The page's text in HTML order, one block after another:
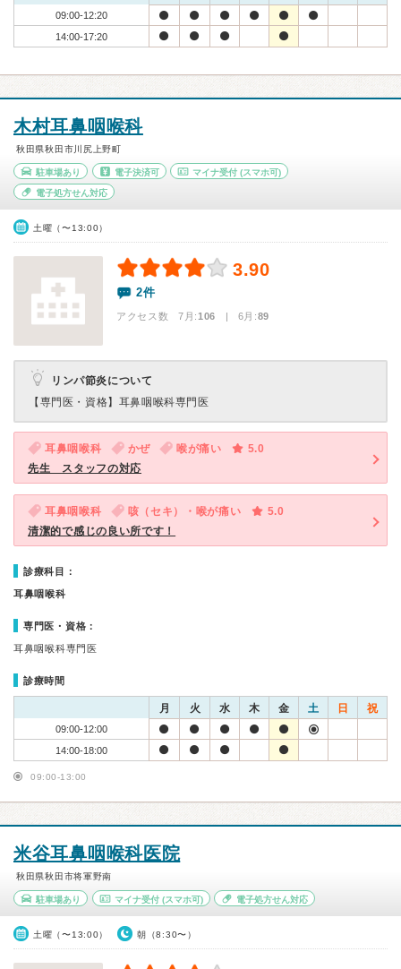
09:00-12:20
14:00-17:20
木村耳鼻咽喉科
秋田県秋田市川尻上野町
駐車場あり 電子決済可 マイナ受付 (スマホ可)
電子処方せん対応
土曜（〜13:00）
3.90
2件
アクセス数 7月:106 | 6月:89
リンパ節炎について
【専門医・資格】 耳鼻咽喉科専門医
耳鼻咽喉科 かぜ 喉が痛い
5.0
先生 スタッフの対応
耳鼻咽喉科 咳（セキ）・喉が痛い
5.0
清潔的で感じの良い所です！
診療科目：
耳鼻咽喉科
専門医・資格：
耳鼻咽喉科専門医
診療時間
月 火 水 木 金 土 日 祝
09:00-12:00
14:00-18:00
09:00-13:00
米谷耳鼻咽喉科医院
秋田県秋田市将軍野南
駐車場あり マイナ受付(スマホ可) 電子処方せん対応
土曜（〜13:00） 朝（8:30〜）